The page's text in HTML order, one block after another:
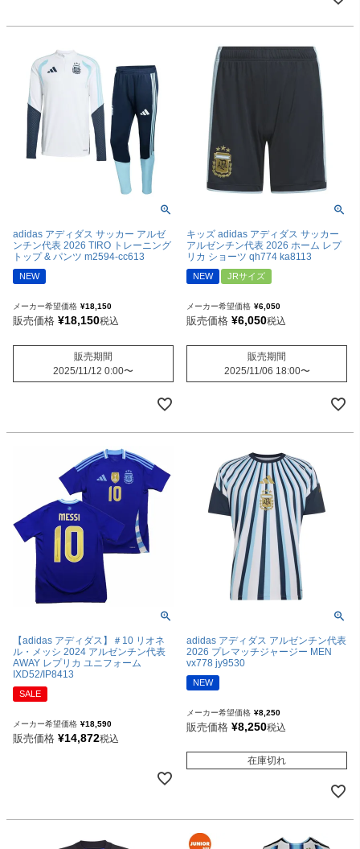
adidas アディダス サッカー アルゼ
ンチン代表 2026 TIRO トレーニング
トップ & パンツ m2594-cc613
NEW
メーカー希望価格 ¥18,150
販売価格 ¥18,150税込
販売期間
2025/11/12 0:00〜
キッズ adidas アディダス サッカー
アルゼンチン代表 2026 ホーム レプ
リカ ショーツ qh774 ka8113
NEW JRサイズ
メーカー希望価格 ¥6,050
販売価格 ¥6,050税込
販売期間
2025/11/06 18:00〜
【adidas アディダス】＃10 リオネ
ル・メッシ 2024 アルゼンチン代表
AWAY レプリカ ユニフォーム
IXD52/IP8413
SALE
メーカー希望価格 ¥18,590
販売価格 ¥14,872税込
adidas アディダス アルゼンチン代表
2026 プレマッチジャージー MEN
vx778 jy9530
NEW
メーカー希望価格 ¥8,250
販売価格 ¥8,250税込
在庫切れ